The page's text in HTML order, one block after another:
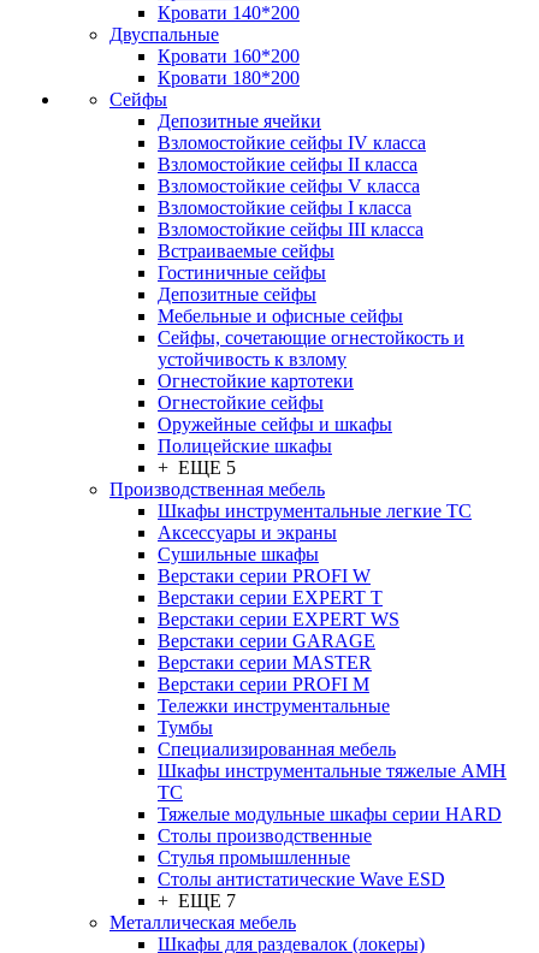
Кровати 140*200
Двуспальные
Кровати 160*200
Кровати 180*200
Сейфы
Депозитные ячейки
Взломостойкие сейфы IV класса
Взломостойкие сейфы II класса
Взломостойкие сейфы V класса
Взломостойкие сейфы I класса
Взломостойкие сейфы III класса
Встраиваемые сейфы
Гостиничные сейфы
Депозитные сейфы
Мебельные и офисные сейфы
Сейфы, сочетающие огнестойкость и
устойчивость к взлому
Огнестойкие картотеки
Огнестойкие сейфы
Оружейные сейфы и шкафы
Полицейские шкафы
+ ЕЩЕ 5
Производственная мебель
Шкафы инструментальные легкие ТС
Аксессуары и экраны
Cушильные шкафы
Верстаки серии PROFI W
Верстаки серии EXPERT T
Верстаки серии EXPERT WS
Верстаки серии GARAGE
Верстаки серии MASTER
Верстаки серии PROFI M
Тележки инструментальные
Тумбы
Cпециализированная мебель
Шкафы инструментальные тяжелые AMH
TC
Тяжелые модульные шкафы серии HARD
Столы производственные
Стулья промышленные
Столы антистатические Wave ESD
+ ЕЩЕ 7
Металлическая мебель
Шкафы для раздевалок (локеры)